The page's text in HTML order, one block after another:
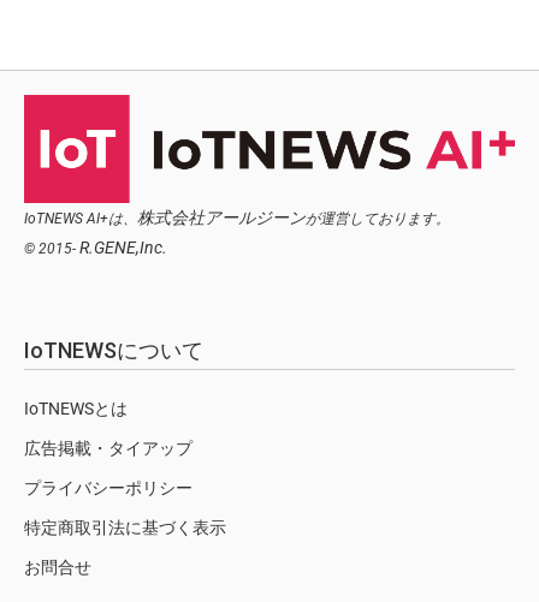
IoTNEWS AI+は、 株式会社アールジーンが運営しております。
© 2015- R.GENE,Inc.
IoTNEWSについて
IoTNEWSとは
広告掲載・タイアップ
プライバシーポリシー
特定商取引法に基づく表示
お問合せ